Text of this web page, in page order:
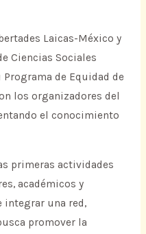
Laicas-México y
Ciencias Sociales
Programa de Equidad de
los organizadores del
el conocimiento
primeras actividades
académicos y
una red,
promover la